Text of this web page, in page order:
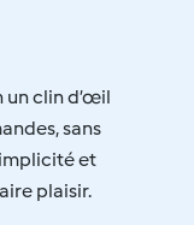
un clin d’œil
sans
et
plaisir.